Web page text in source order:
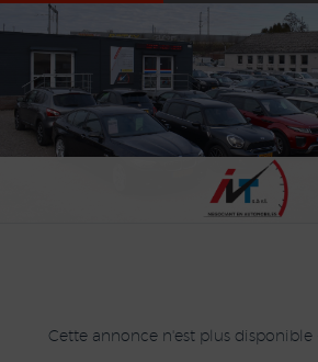
Cette annonce n'est plus disponible
Paramètres avancés des cookies